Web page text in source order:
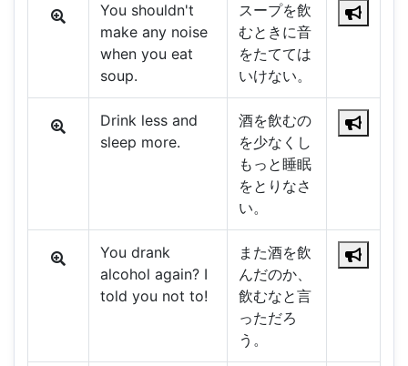
You shouldn't
make any noise
when you eat
soup.
スープを飲
むときに音
をたてては
いけない。
Drink less and
sleep more.
酒を飲むの
を少なくし
もっと睡眠
をとりなさ
い。
You drank
alcohol again? I
told you not to!
また酒を飲
んだのか、
飲むなと言
っただろ
う。